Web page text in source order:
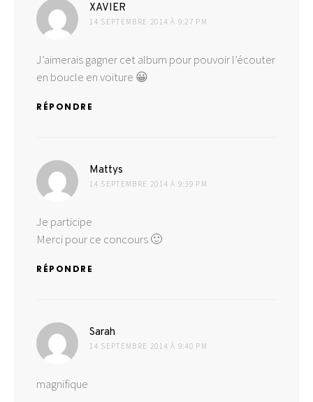
XAVIER
14 SEPTEMBRE 2014 À 9:27 PM
J’aimerais gagner cet album pour pouvoir l’écouter
en boucle en voiture 😀
RÉPONDRE
Mattys
14 SEPTEMBRE 2014 À 9:39 PM
Je participe
Merci pour ce concours 🙂
RÉPONDRE
Sarah
14 SEPTEMBRE 2014 À 9:40 PM
magnifique